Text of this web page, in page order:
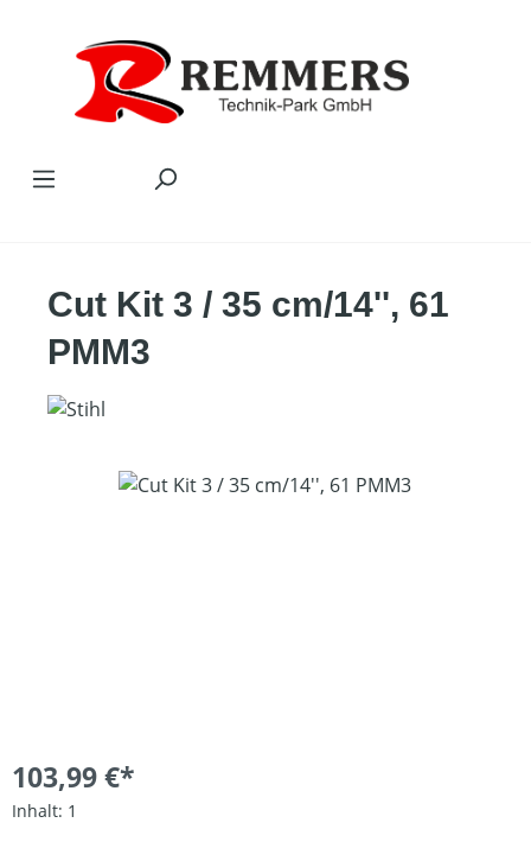
Cut Kit 3 / 35 cm/14'', 61
PMM3
Bildergalerie überspringen
103,99 €*
Inhalt: 1